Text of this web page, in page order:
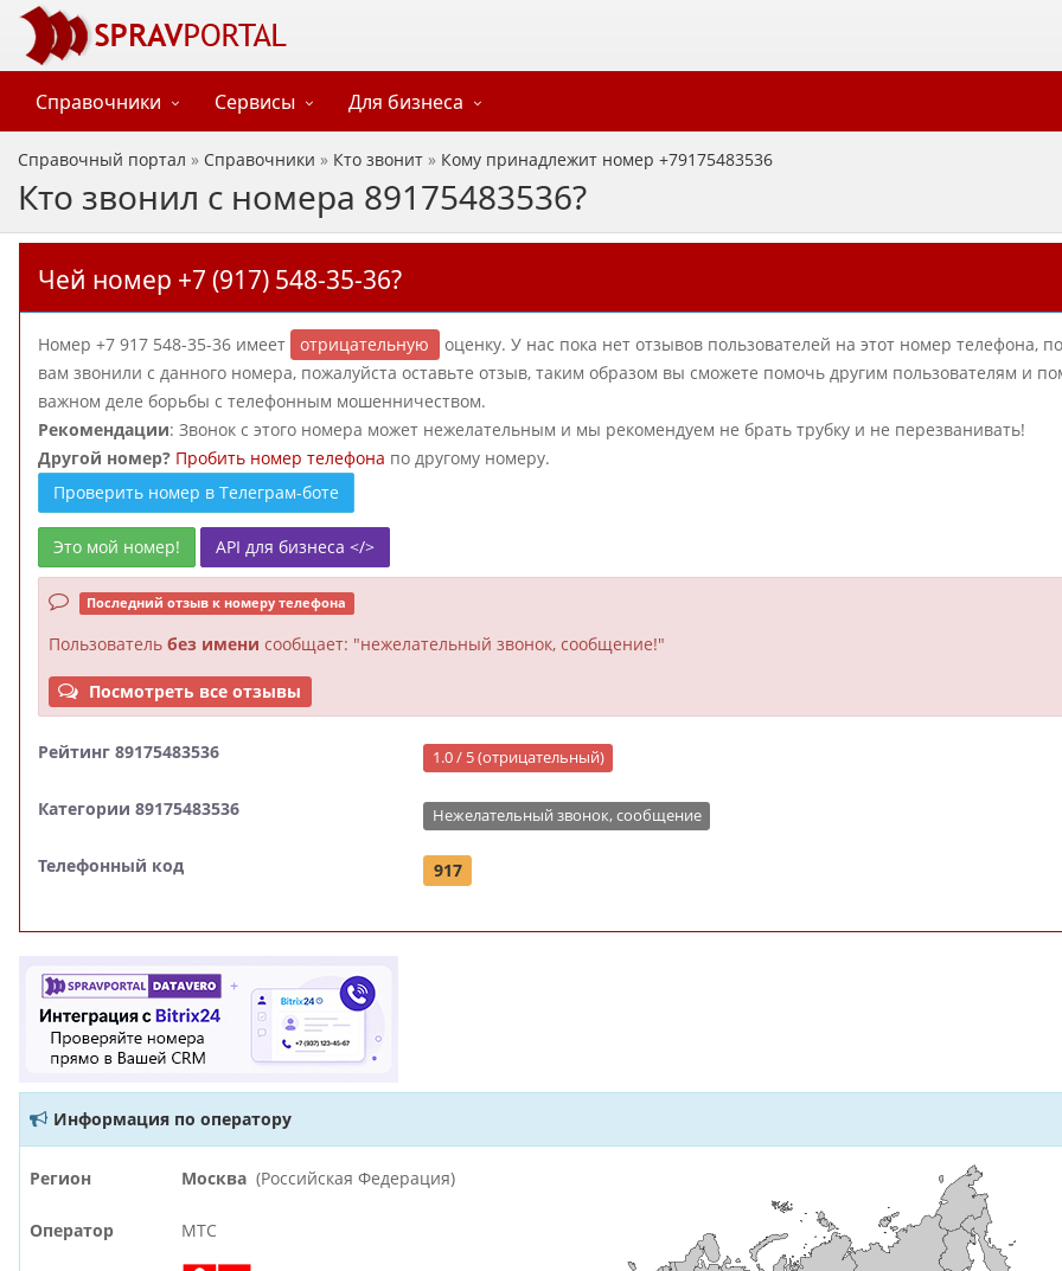
Справочники Сервисы Для бизнеса
Справочный портал » Справочники » Кто звонит » Кому принадлежит номер +79175483536
Кто звонил с номера 89175483536?
Чей номер +7 (917) 548-35-36?
Номер +7 917 548-35-36 имеет отрицательную
оценку. У нас пока нет отзывов пользователей на этот номер телефона,
вам звонили с данного номера, пожалуйста оставьте отзыв, таким образом вы сможете помочь другим пользователям и
важном деле борьбы с телефонным мошенничеством.
Рекомендации: Звонок с этого номера может нежелательным и мы рекомендуем не брать трубку и не перезванивать!
Другой номер? Пробить номер телефона по другому номеру.
Проверить номер в Телеграм-боте
Это мой номер! API для бизнеса </>
Последний отзыв к номеру телефона
Пользователь без имени сообщает: "нежелательный звонок, сообщение!"
Посмотреть все отзывы
Рейтинг 89175483536 1.0 / 5 (отрицательный)
Категории 89175483536 Нежелательный звонок, сообщение
Телефонный код 917
Информация по оператору
Регион Москва (Российская Федерация)
Оператор МТС